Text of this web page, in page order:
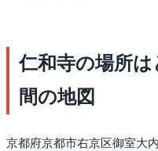
仁和寺の場所
間の地図
京都府京都市右京区御室大